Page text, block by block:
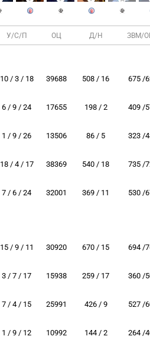
У/С/П ОЦ Д/Н ЗВМ/
10 / 3 / 18 39688 508 / 16 675 /
6 / 9 / 24 17655 198 / 2 409 /
1 / 9 / 26 13506 86 / 5 323 /
18 / 4 / 17 38369 540 / 18 735 /
7 / 6 / 24 32001 369 / 11 530 /
15 / 9 / 11 30920 670 / 15 694 /
3 / 7 / 17 15938 259 / 17 360 /
7 / 4 / 15 25991 426 / 9 527 /
1 / 9 / 12 10992 144 / 2 264 /